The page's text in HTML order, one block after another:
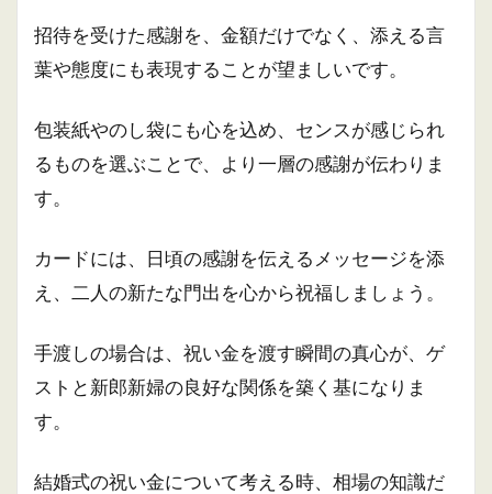
招待を受けた感謝を、金額だけでなく、添える言
葉や態度にも表現することが望ましいです。
包装紙やのし袋にも心を込め、センスが感じられ
るものを選ぶことで、より一層の感謝が伝わりま
す。
カードには、日頃の感謝を伝えるメッセージを添
え、二人の新たな門出を心から祝福しましょう。
手渡しの場合は、祝い金を渡す瞬間の真心が、ゲ
ストと新郎新婦の良好な関係を築く基になりま
す。
結婚式の祝い金について考える時、相場の知識だ